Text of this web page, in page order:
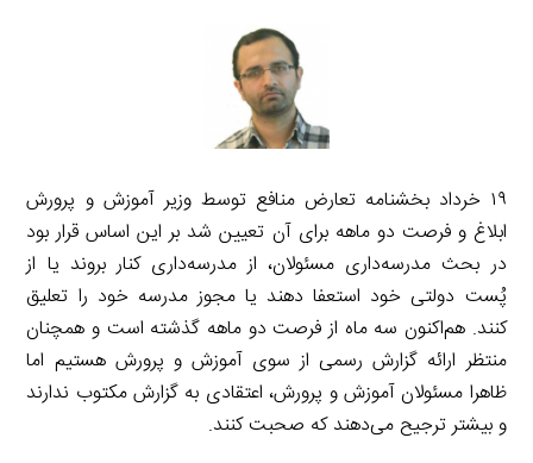
۱۹ خرداد بخشنامه تعارض منافع توسط وزیر آموزش و پرورش
ابلاغ و فرصت دو ماهه برای آن تعیین شد بر این اساس قرار بود
در بحث مدرسه‌داری مسئولان، از مدرسه‌داری کنار بروند یا از
پُست دولتی خود استعفا دهند یا مجوز مدرسه خود را تعلیق
کنند. هم‌اکنون سه ماه از فرصت دو ماهه گذشته است و همچنان
منتظر ارائه گزارش رسمی از سوی آموزش و پرورش هستیم اما
ظاهرا مسئولان آموزش و پرورش، اعتقادی به گزارش مکتوب ندارند
و بیشتر ترجیح می‌دهند که صحبت کنند.